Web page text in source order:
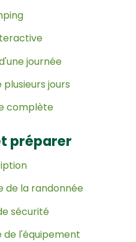
journée
jours
complète
préparer
de la randonnée
sécurité
de l'équipement